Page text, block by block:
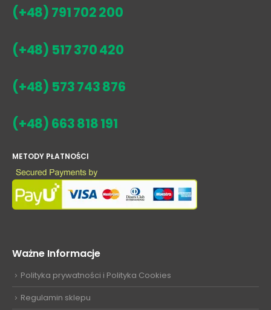
(+48) 791 702 200
(+48) 517 370 420
(+48) 573 743 876
(+48) 663 818 191
METODY PŁATNOŚCI
Ważne Informacje
Polityka prywatności i Polityka Cookies
Regulamin sklepu